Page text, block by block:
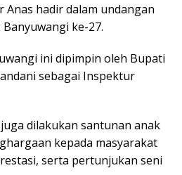
Anas hadir dalam undangan
ke-27.
ini dipimpin oleh Bupati
sebagai Inspektur
dilakukan santunan anak
kepada masyarakat
serta pertunjukan seni